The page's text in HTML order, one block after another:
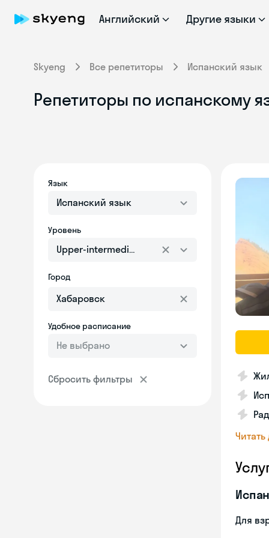
Английский Другие языки
Skyeng Все репетиторы Испанский язык
Репетиторы по испанскому
Язык
Испанский язык
Уровень
Upper-intermediate
Город
Удобное расписание
Не выбрано
Сбросить фильтры
Для